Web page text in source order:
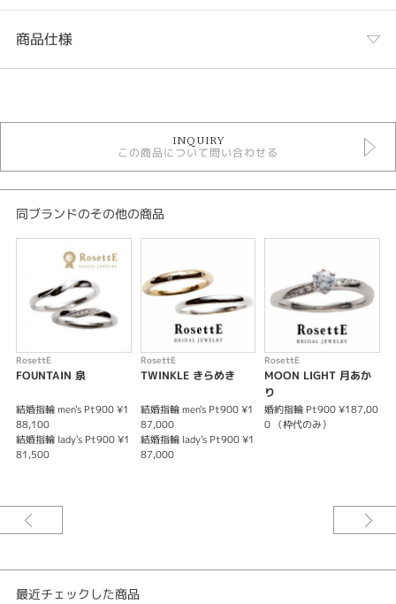
商品仕様
RosettE 結婚指輪
結婚指輪アンティーク
結婚指輪キュート
性別
紹介文
「ふたりを包み込む太陽の光、永遠の幸福を授かる様に」というコンセプト
を元に、「いたずらな太陽の木漏れ日で目を覚ました木陰のお昼寝」をイメ
マリッジリングは、たくさんの幸せをイメージしたミル打ちが、とぎれるこ
となくデザインされています。
メンズはミル打ちがアクセントとなり、シンプルながらも個性的なリング。
レディースはカジュアルな２色のコンビネーションと、上品な流れるダイヤ
INQUIRY
この商品について問い合わせる
同ブランドのその他の商品
RosettE
FOUNTAIN 泉
結婚指輪 men's Pt900 ¥1
88,100
結婚指輪 lady's Pt900 ¥1
81,500
RosettE
TWINKLE きらめき
結婚指輪 men's Pt900 ¥1
87,000
結婚指輪 lady's Pt900 ¥1
87,000
RosettE
MOON LIGHT 月あか
り
婚約指輪 Pt900 ¥187,00
0 （枠代のみ）
最近チェックした商品